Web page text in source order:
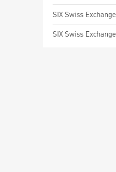
SIX Swiss Exchange
SIX Swiss Exchange